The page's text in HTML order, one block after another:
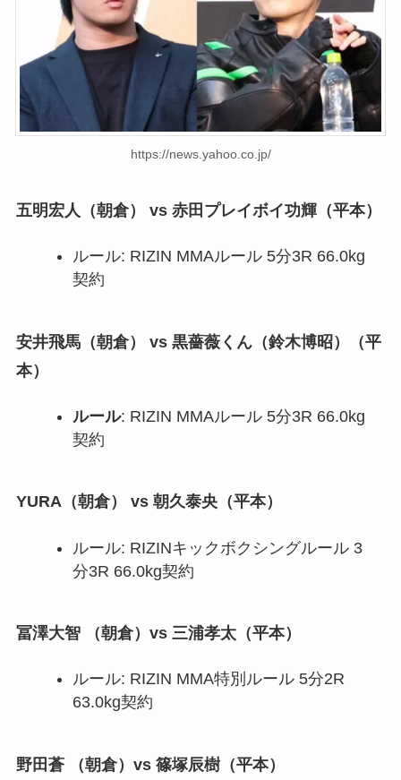
https://news.yahoo.co.jp/
五明宏人（朝倉） vs 赤田プレイボイ功輝（平本）
ルール: RIZIN MMAルール 5分3R 66.0kg
契約
安井飛馬（朝倉） vs 黒薔薇くん（鈴木博昭）
（平
本）
ルール: RIZIN MMAルール 5分3R 66.0kg
契約
YURA（朝倉） vs 朝久泰央（平本）
ルール: RIZINキックボクシングルール 3
分3R 66.0kg契約
冨澤大智 （朝倉）vs 三浦孝太（平本）
ルール: RIZIN MMA特別ルール 5分2R
63.0kg契約
野田蒼 （朝倉）vs 篠塚辰樹（平本）